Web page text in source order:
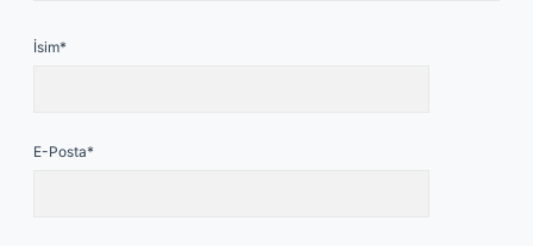
İsim*
E-Posta*